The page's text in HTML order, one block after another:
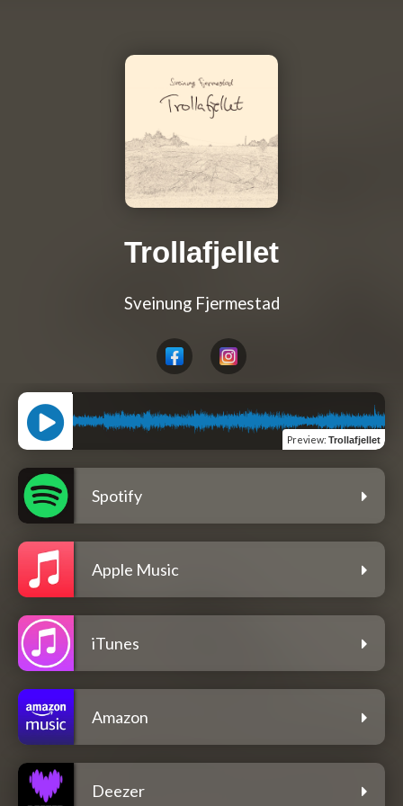
Trollafjellet
Sveinung Fjermestad
Preview: Trollafjellet
Spotify
Apple Music
iTunes
Amazon
Deezer